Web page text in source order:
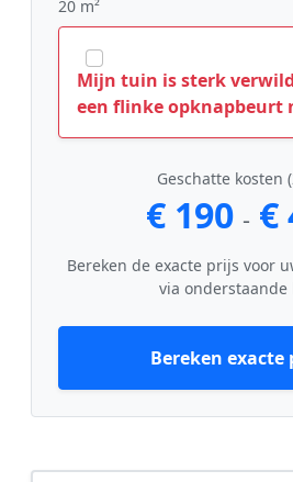
20 m²
Mijn tuin is sterk
een flinke opknapbeurt
Geschatte kosten
€ 190 - €
Bereken de exacte prijs voor
via onderstaande
Bereken exacte